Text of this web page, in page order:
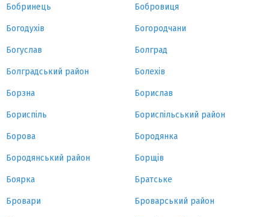
Бобринець Бобровиця
Богодухів Богородчани
Богуслав Болград
Болградський район Болехів
Борзна Борислав
Бориспіль Бориспільський район
Борова Бородянка
Бородянський район Борщів
Боярка Братське
Бровари Броварський район